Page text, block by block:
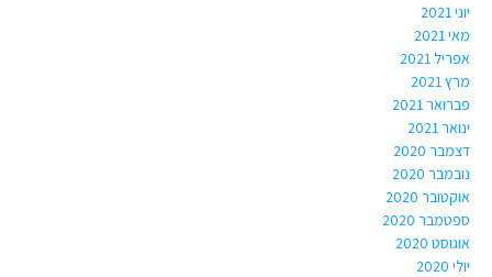
יוני 2021
מאי 2021
אפריל 2021
מרץ 2021
פברואר 2021
ינואר 2021
דצמבר 2020
נובמבר 2020
אוקטובר 2020
ספטמבר 2020
אוגוסט 2020
יולי 2020